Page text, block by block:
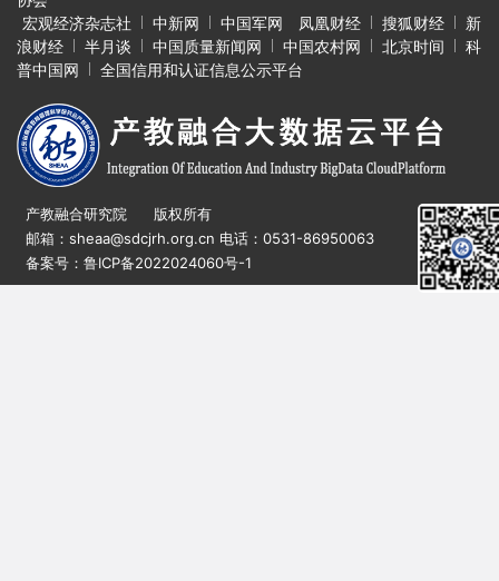
宏观经济杂志社
中新网 中国军网 凤凰财经 搜狐财经
新
浪财经
半月谈 中国质量新闻网 中国农村网 北京时间
科
普中国网
全国信用和认证信息公示平台
产教融合研究院 版权所有
邮箱：sheaa@sdcjrh.org.cn 电话：0531-86950063
备案号：鲁ICP备2022024060号-1